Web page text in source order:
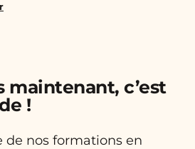
maintenant, c’est
!
de nos formations en